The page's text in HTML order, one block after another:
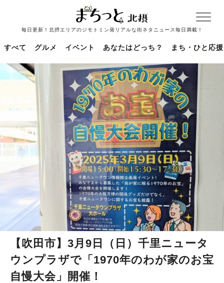
毎日更新！北摂エリアのジモトミン発リアルな街ネタニュース毎日満載！
すべて グルメ イベント あなたはどっち？ まち・ひと応援
【吹田市】3月9日（日）千里ニュータ
ウンプラザで「1970年のわが家のお宝
自慢大会」開催！